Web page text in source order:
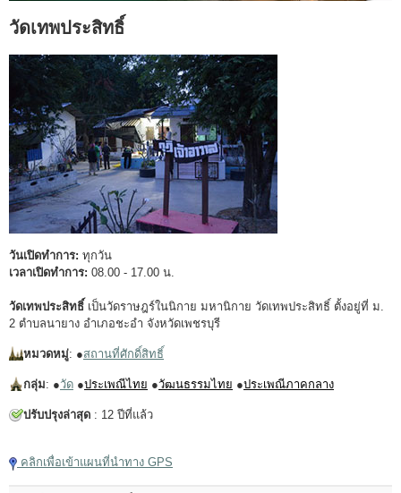
วัดเทพประสิทธิ์
วันเปิดทำการ: ทุกวัน
เวลาเปิดทำการ: 08.00 - 17.00 น.
วัดเทพประสิทธิ์ เป็นวัดราษฎร์ในนิกาย มหานิกาย วัดเทพประสิทธิ์ ตั้งอยู่ที่ ม.
2 ตำบลนายาง อำเภอชะอำ จังหวัดเพชรบุรี
หมวดหมู่: ●สถานที่ศักดิ์สิทธิ์
กลุ่ม: ●วัด ●ประเพณีไทย ●วัฒนธรรมไทย ●ประเพณีภาคกลาง
ปรับปรุงล่าสุด : 12 ปีที่แล้ว
คลิกเพื่อเข้าแผนที่นำทาง GPS